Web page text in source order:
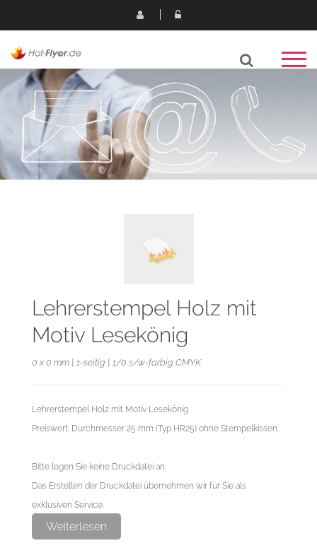
Lehrerstempel Holz mit
Motiv Lesekönig
0 x 0 mm | 1-seitig | 1/0 s/w-farbig CMYK
Lehrerstempel Holz mit Motiv Lesekönig
Preiswert: Durchmesser 25 mm (Typ HR25) ohne Stempelkissen
Bitte legen Sie keine Druckdatei an.
Das Erstellen der Druckdatei übernehmen wir für Sie als
exklusiven Service.
Weiterlesen